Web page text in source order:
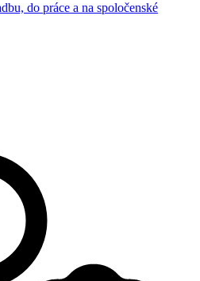
do práce a na spoločenské